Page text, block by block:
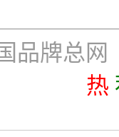
品牌总
热